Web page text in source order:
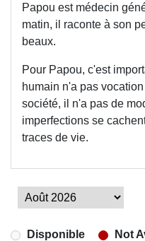
Papou est médecin
matin, il raconte à son
beaux.
Pour Papou, c'est
humain n'a pas
société, il n'a pas de
imperfections se
traces de vie.
Disponible
Not